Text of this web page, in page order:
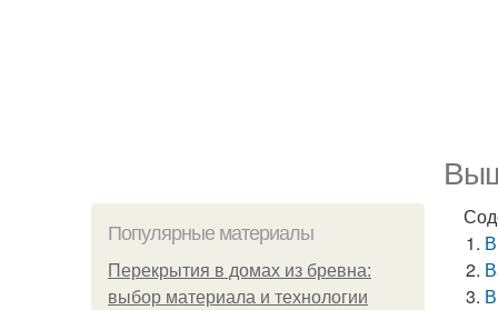
Популярные материалы
Перекрытия в домах из бревна:
выбор материала и технологии